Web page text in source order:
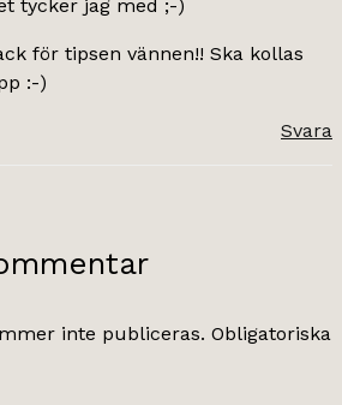
tycker jag med ;-)
för tipsen vännen!! Ska kollas
:-)
Svara
inte publiceras. Obligatoriska